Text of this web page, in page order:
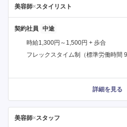
美容師× スタイリスト
契約社員
時給1,300円～1,500円 + 歩合
フレックスタイム制（標準労働時間 9
詳細を見る
美容師× スタッフ